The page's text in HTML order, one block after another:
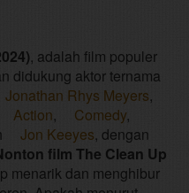
, adalah film populer
didukung aktor ternama
Jonathan Rhys Meyers,
Action, Comedy,
Jon Keeyes, dengan
film The Clean Up
menarik dan menghibur